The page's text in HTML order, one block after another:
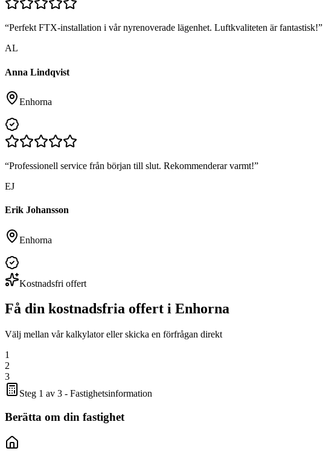
“Perfekt FTX-installation i vår nyrenoverade lägenhet. Luftkvaliteten är fantastisk!”
AL
Anna Lindqvist
Enhorna
“Professionell service från början till slut. Rekommenderar varmt!”
EJ
Erik Johansson
Enhorna
Kostnadsfri offert
Få din kostnadsfria offert i Enhorna
Välj mellan vår kalkylator eller skicka en förfrågan direkt
1
2
3
Steg 1 av 3 - Fastighetsinformation
Berätta om din fastighet